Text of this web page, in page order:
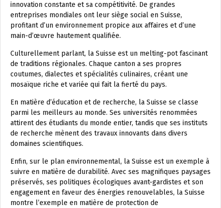
innovation constante et sa compétitivité. De grandes
entreprises mondiales ont leur siège social en Suisse,
profitant d’un environnement propice aux affaires et d’une
main-d’œuvre hautement qualifiée.
Culturellement parlant, la Suisse est un melting-pot fascinant
de traditions régionales. Chaque canton a ses propres
coutumes, dialectes et spécialités culinaires, créant une
mosaïque riche et variée qui fait la fierté du pays.
En matière d’éducation et de recherche, la Suisse se classe
parmi les meilleurs au monde. Ses universités renommées
attirent des étudiants du monde entier, tandis que ses instituts
de recherche mènent des travaux innovants dans divers
domaines scientifiques.
Enfin, sur le plan environnemental, la Suisse est un exemple à
suivre en matière de durabilité. Avec ses magnifiques paysages
préservés, ses politiques écologiques avant-gardistes et son
engagement en faveur des énergies renouvelables, la Suisse
montre l’exemple en matière de protection de